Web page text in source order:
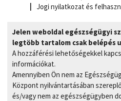
Jogi nyilatkozat és
Jelen weboldal egészségügyi
legtöbb tartalom csak belépés
A hozzáférési lehetőségekkel
információkat.
Amennyiben Ön nem az
Központ nyilvántartásában
és/vagy nem az egészségügyben